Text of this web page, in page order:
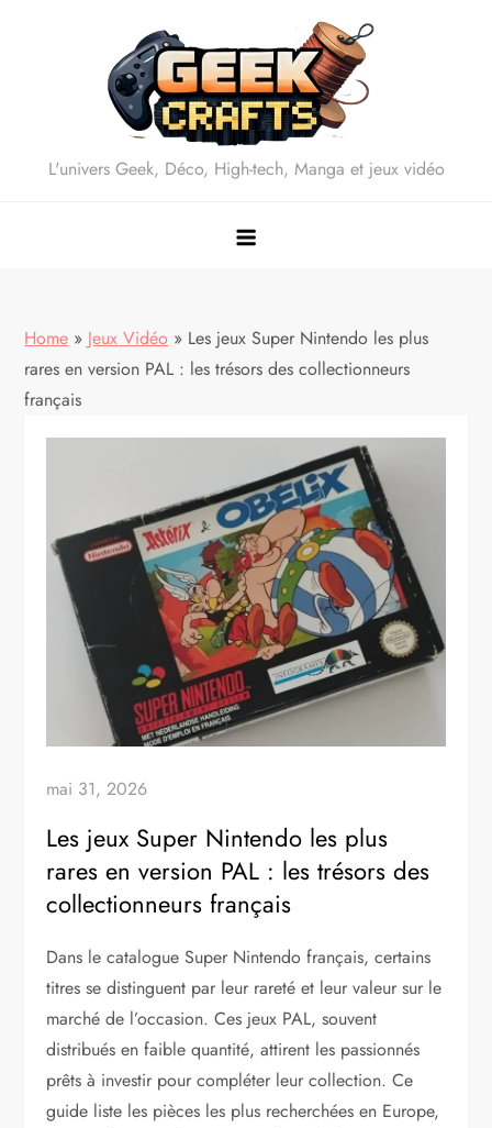
L'univers Geek, Déco, High-tech, Manga et jeux vidéo
Home » Jeux Vidéo » Les jeux Super Nintendo les plus
rares en version PAL : les trésors des collectionneurs
français
mai 31, 2026
Les jeux Super Nintendo les plus
rares en version PAL : les trésors des
collectionneurs français
Dans le catalogue Super Nintendo français, certains
titres se distinguent par leur rareté et leur valeur sur le
marché de l’occasion. Ces jeux PAL, souvent
distribués en faible quantité, attirent les passionnés
prêts à investir pour compléter leur collection. Ce
guide liste les pièces les plus recherchées en Europe,